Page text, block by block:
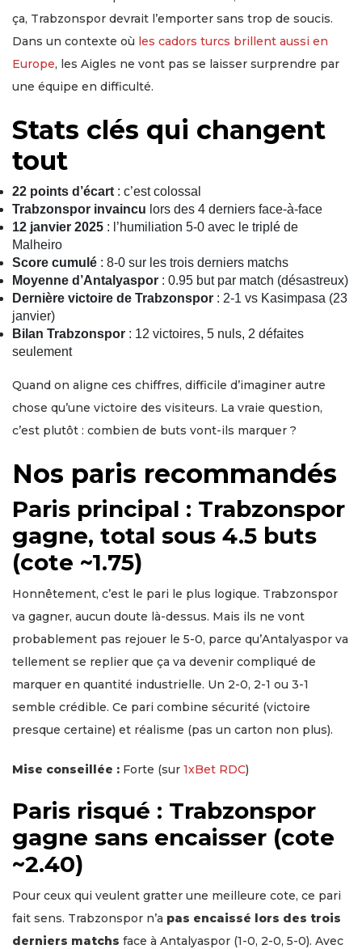
ça, Trabzonspor devrait l’emporter sans trop de soucis.
Dans un contexte où les cadors turcs brillent aussi en
Europe, les Aigles ne vont pas se laisser surprendre par
une équipe en difficulté.
Stats clés qui changent
tout
22 points d’écart : c’est colossal
Trabzonspor invaincu lors des 4 derniers face-à-face
12 janvier 2025 : l’humiliation 5-0 avec le triplé de
Malheiro
Score cumulé : 8-0 sur les trois derniers matchs
Moyenne d’Antalyaspor : 0.95 but par match (désastreux)
Dernière victoire de Trabzonspor : 2-1 vs Kasimpasa (23
janvier)
Bilan Trabzonspor : 12 victoires, 5 nuls, 2 défaites
seulement
Quand on aligne ces chiffres, difficile d’imaginer autre
chose qu’une victoire des visiteurs. La vraie question,
c’est plutôt : combien de buts vont-ils marquer ?
Nos paris recommandés
Paris principal : Trabzonspor
gagne, total sous 4.5 buts
(cote ~1.75)
Honnêtement, c’est le pari le plus logique. Trabzonspor
va gagner, aucun doute là-dessus. Mais ils ne vont
probablement pas rejouer le 5-0, parce qu’Antalyaspor va
tellement se replier que ça va devenir compliqué de
marquer en quantité industrielle. Un 2-0, 2-1 ou 3-1
semble crédible. Ce pari combine sécurité (victoire
presque certaine) et réalisme (pas un carton non plus).
Mise conseillée : Forte (sur 1xBet RDC)
Paris risqué : Trabzonspor
gagne sans encaisser (cote
~2.40)
Pour ceux qui veulent gratter une meilleure cote, ce pari
fait sens. Trabzonspor n’a pas encaissé lors des trois
derniers matchs face à Antalyaspor (1-0, 2-0, 5-0). Avec